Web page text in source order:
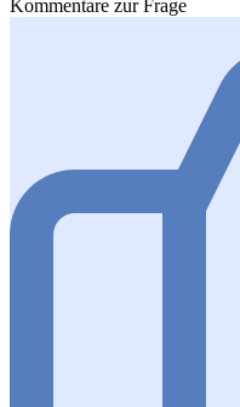
Kommentare zur Frage